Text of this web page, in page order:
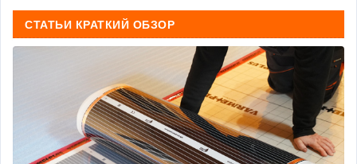
СТАТЬИ КРАТКИЙ ОБЗОР